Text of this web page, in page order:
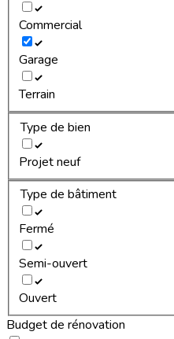
Commercial
Garage
Terrain
Type de bien
Projet neuf
Type de bâtiment
Fermé
Semi-ouvert
Ouvert
Budget de rénovation